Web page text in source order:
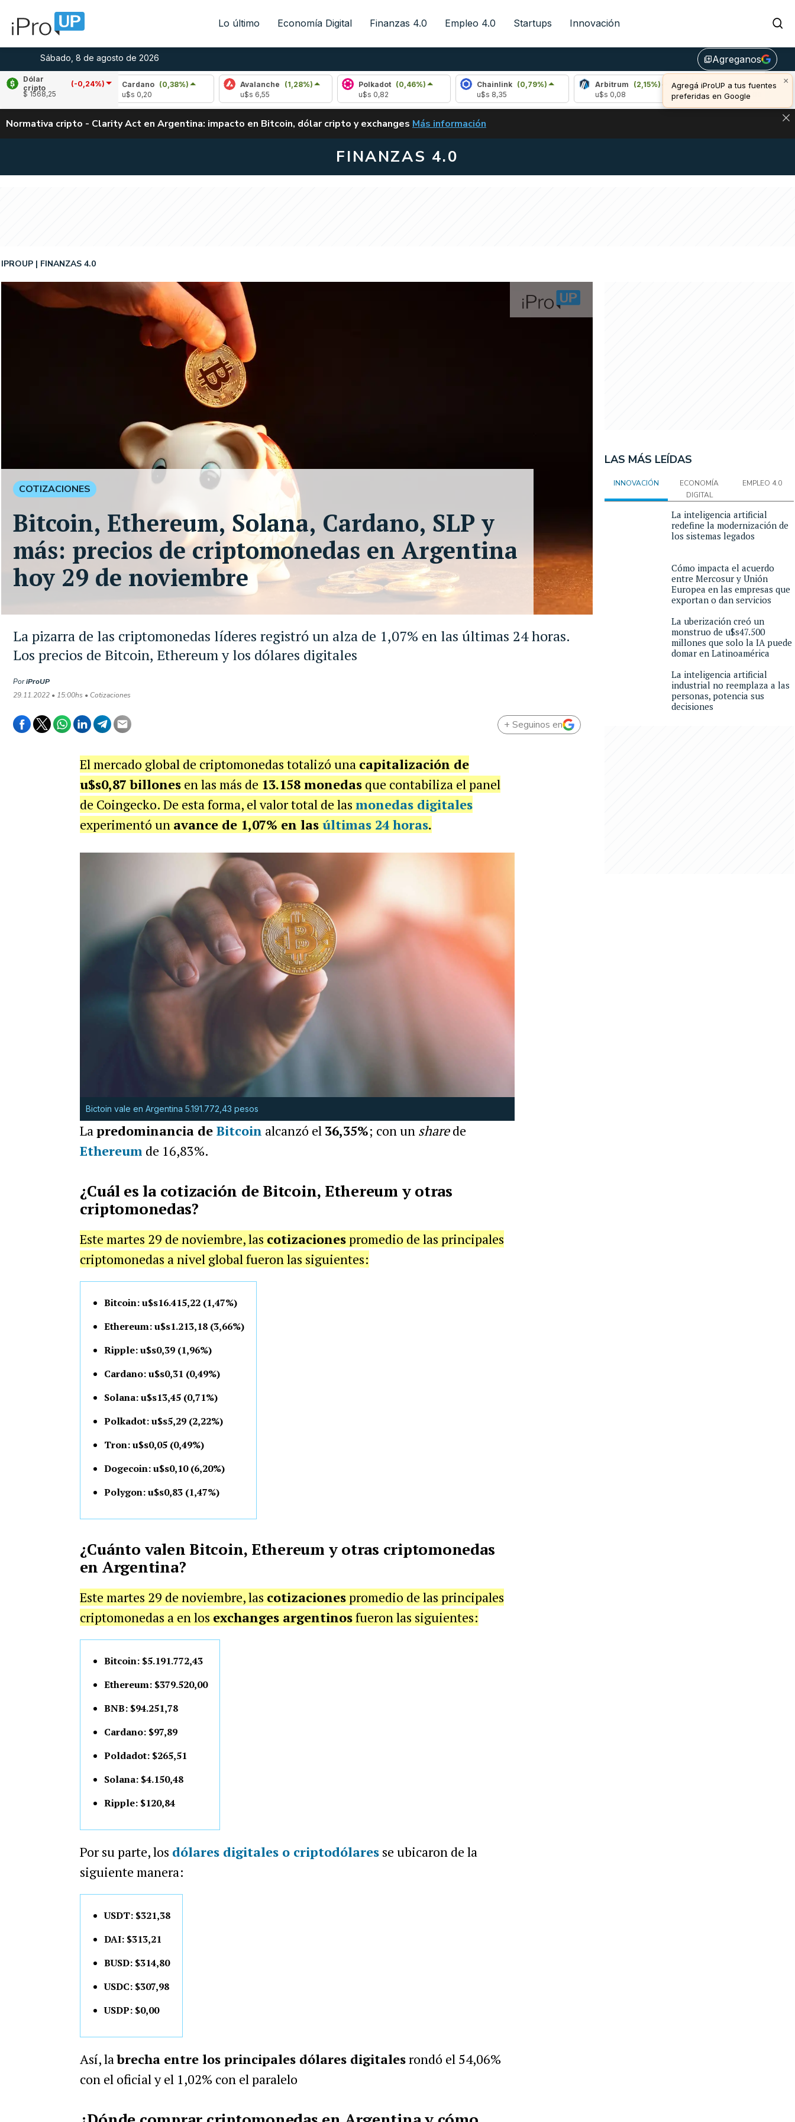
Lo último Economía Digital Finanzas 4.0 Empleo 4.0 Startups Innovación
Sábado, 8 de agosto de 2026 library_addAgreganos
×
Agregá iProUP a tus fuentes
preferidas en Google
Dólar
cripto
(-0,24%)
$ 1568,25
Cardano
(0,38%)
Avalanche (1,28%)
Polkadot
(0,46%)
Chainlink
(0,79%)
Arbitrum (2,15%)
Bitcoin
(-0,02%)
u$s 65.100,00
Normativa cripto - Clarity Act en Argentina: impacto en Bitcoin, dólar cripto y exchanges CLARITY ACT EN ARGENTINA: IMPACTO EN BITCOIN, DÓLAR CRIPTO Y EXCHANGES
Más información
FINANZAS 4.0
La pizarra de las criptomonedas líderes registró un alza de 1,07% en las últimas 24 horas.
Los precios de Bitcoin, Ethereum y los dólares digitales
IPROUP FINANZAS 4.0
PoriProUP
29.11.2022 • 15:00hs • Cotizaciones
COTIZACIONES
Bitcoin, Ethereum, Solana, Cardano, SLP y
más: precios de criptomonedas en Argentina
hoy 29 de noviembre
+ Seguinos en
El mercado global de criptomonedas totalizó una capitalización de
u$s0,87 billonesen las más de 13.158 monedasque contabiliza el panel
de Coingecko. De esta forma, el valor total de las monedas digitales
experimentó un avance de 1,07% en las últimas 24 horas.
Bictoin vale en Argentina 5.191.772,43 pesos
Lapredominancia de Bitcoin alcanzó el 36,35%; con un sharede
Ethereum de 16,83%.
¿Cuál es la cotización de Bitcoin, Ethereum y otras
criptomonedas?
Este martes 29 de noviembre, las cotizacionespromedio de las principales
criptomonedas a nivel global fueron las siguientes:
Bitcoin: u$s16.415,22 (1,47%)
Ethereum: u$s1.213,18 (3,66%)
Ripple: u$s0,39 (1,96%)
Cardano: u$s0,31 (0,49%)
Solana: u$s13,45 (0,71%)
Polkadot: u$s5,29 (2,22%)
Tron: u$s0,05 (0,49%)
Dogecoin: u$s0,10 (6,20%)
Polygon: u$s0,83 (1,47%)
¿Cuánto valen Bitcoin, Ethereum y otras criptomonedas
en Argentina?
Este martes 29 de noviembre, las cotizacionespromedio de las principales
criptomonedas a en los exchanges argentinosfueron las siguientes:
Bitcoin: $5.191.772,43
Ethereum: $379.520,00
BNB: $94.251,78
Cardano: $97,89
Poldadot: $265,51
Solana: $4.150,48
Ripple: $120,84
Por su parte, los dólares digitales o criptodólaresse ubicaron de la
siguiente manera:
USDT: $321,38
DAI: $313,21
BUSD: $314,80
USDC: $307,98
USDP: $0,00
Así, labrecha entre los principales dólares digitalesrondó el 54,06%
con el oficial y el 1,02% con el paralelo
LAS MÁS LEÍDAS
INNOVACIÓN
ECONOMÍA
DIGITAL
EMPLEO 4.0
La inteligencia artificial
redefine la modernización de
los sistemas legados
Cómo impacta el acuerdo
entre Mercosur y Unión
Europea en las empresas que
exportan o dan servicios
La uberización creó un
monstruo de u$s47.500
millones que solo la IA puede
domar en Latinoamérica
La inteligencia artificial
industrial no reemplaza a las
personas, potencia sus
decisiones